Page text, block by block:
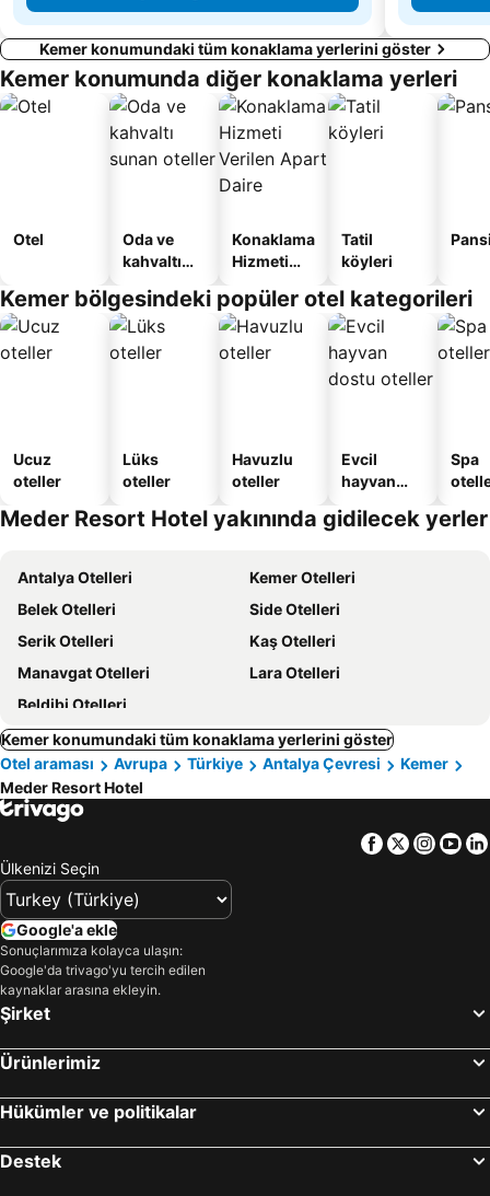
Kemer konumundaki tüm konaklama yerlerini göster
Kemer konumunda diğer konaklama yerleri
Otel
Oda ve
kahvaltı
oteller
Konaklama
Hizmeti
Apart
Daire
Tatil
köyleri
Kemer bölgesindeki popüler otel kategorileri
Ucuz
oteller
Lüks
oteller
Havuzlu
oteller
Evcil
hayvan
oteller
Spa
Meder Resort Hotel yakınında gidilecek yerler
Antalya Otelleri
Kemer Otelleri
Belek Otelleri
Side Otelleri
Serik Otelleri
Kaş Otelleri
Manavgat Otelleri
Lara Otelleri
Beldibi Otelleri
Kemer konumundaki tüm konaklama yerlerini göster
Otel araması
Avrupa Türkiye Antalya Çevresi
Kemer
Meder Resort Hotel
Facebook
Twitter
Ülkenizi Seçin
Google'a ekle
Sonuçlarımıza kolayca ulaşın:
Google'da trivago'yu tercih edilen
kaynaklar arasına ekleyin.
Şirket
Ürünlerimiz
Hükümler ve politikalar
Destek